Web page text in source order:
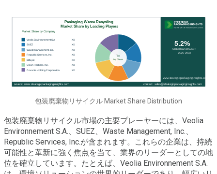
包装廃棄物リサイクル Market Share Distribution
包装廃棄物リサイクル市場の主要プレーヤーには、Veolia
Environnement S.A.、SUEZ、Waste Management, Inc.、
Republic Services, Inc.が含まれます。これらの企業は、持続
可能性と革新に強く焦点を当て、業界のリーダーとしての地
位を確立しています。たとえば、Veolia Environnement S.A.